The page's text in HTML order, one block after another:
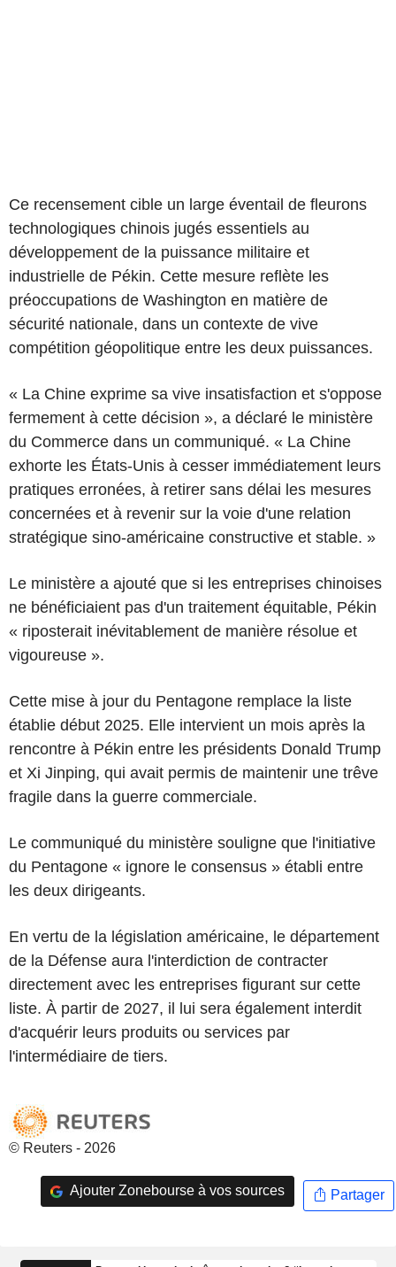
Ce recensement cible un large éventail de fleurons
technologiques chinois jugés essentiels au
développement de la puissance militaire et
industrielle de Pékin. Cette mesure reflète les
préoccupations de Washington en matière de
sécurité nationale, dans un contexte de vive
compétition géopolitique entre les deux puissances.
« La Chine exprime sa vive insatisfaction et s'oppose
fermement à cette décision », a déclaré le ministère
du Commerce dans un communiqué. « La Chine
exhorte les États-Unis à cesser immédiatement leurs
pratiques erronées, à retirer sans délai les mesures
concernées et à revenir sur la voie d'une relation
stratégique sino-américaine constructive et stable. »
Le ministère a ajouté que si les entreprises chinoises
ne bénéficiaient pas d'un traitement équitable, Pékin
« riposterait inévitablement de manière résolue et
vigoureuse ».
Cette mise à jour du Pentagone remplace la liste
établie début 2025. Elle intervient un mois après la
rencontre à Pékin entre les présidents Donald Trump
et Xi Jinping, qui avait permis de maintenir une trêve
fragile dans la guerre commerciale.
Le communiqué du ministère souligne que l'initiative
du Pentagone « ignore le consensus » établi entre
les deux dirigeants.
En vertu de la législation américaine, le département
de la Défense aura l'interdiction de contracter
directement avec les entreprises figurant sur cette
liste. À partir de 2027, il lui sera également interdit
d'acquérir leurs produits ou services par
l'intermédiaire de tiers.
© Reuters - 2026
Ajouter Zonebourse à vos sources Partager